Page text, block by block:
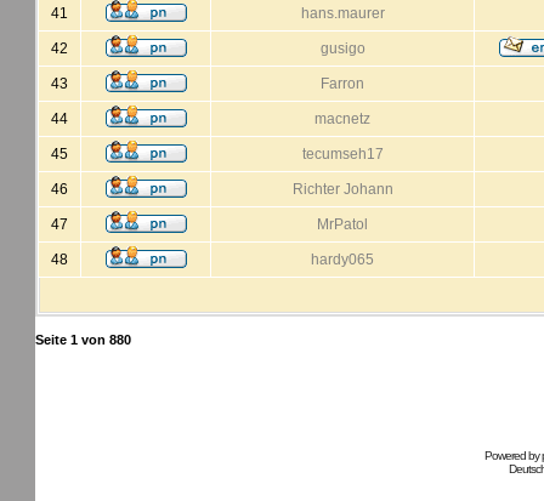
41 hans.maurer
42 gusigo
43 Farron
44 macnetz
45 tecumseh17
46 Richter Johann
47 MrPatol
48 hardy065
Seite 1 von 880
Powered by